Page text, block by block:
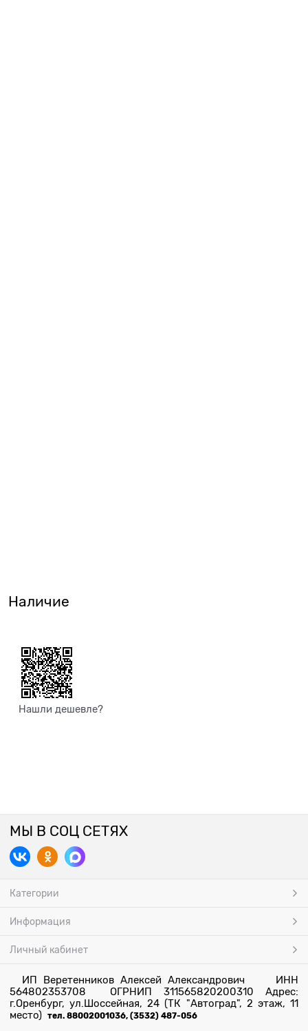
Наличие
Нашли дешевле?
МЫ В СОЦ СЕТЯХ
Категории
Информация
Личный кабинет
ИП Веретенников Алексей Александрович ИНН
564802353708 ОГРНИП 311565820200310 Адрес:
г.Оренбург, ул.Шоссейная, 24 (ТК "Автоград", 2 этаж, 11
место) тел. 88002001036, (3532) 487-056